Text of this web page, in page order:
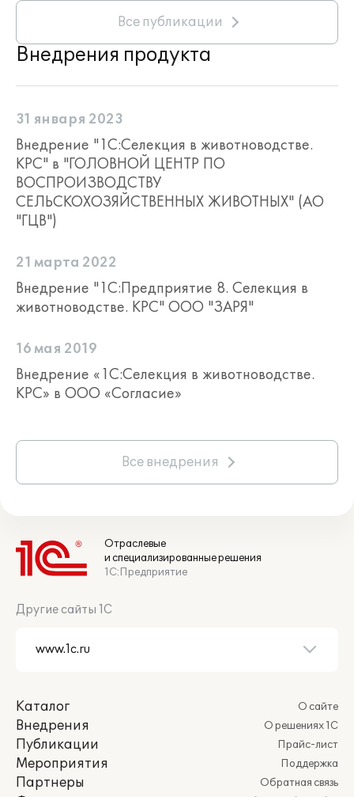
Все публикации
Внедрения продукта
31 января 2023
Внедрение "1С:Селекция в животноводстве.
КРС" в "ГОЛОВНОЙ ЦЕНТР ПО
ВОСПРОИЗВОДСТВУ
СЕЛЬСКОХОЗЯЙСТВЕННЫХ ЖИВОТНЫХ" (АО
"ГЦВ")
21 марта 2022
Внедрение "1С:Предприятие 8. Селекция в
животноводстве. КРС" ООО "ЗАРЯ"
16 мая 2019
Внедрение «1С:Селекция в животноводстве.
КРС» в ООО «Согласие»
Все внедрения
Отраслевые
и специализированные решения
1С:Предприятие
Другие сайты 1С
Каталог
Внедрения
Публикации
Мероприятия
Партнеры
О сайте
О решениях 1С
Прайс-лист
Поддержка
Обратная связь